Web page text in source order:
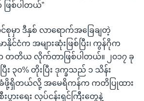
စ်ပါတယ်”
မှာ ဒီနှစ် လာရောက်အခြေချတဲ့
နိုင်ငံက အများဆုံးဖြစ်ပြီး၊ ကွန်ဂိုက
တတိယ လိုက်တာဖြစ်ပါတယ်။ ၂၀၁၇ ခု
၃၀% တိုးပြီး ဒုက္ခသည် ၁ သိန်း
ခံဖို့ရှိတယ်လို့ အမေရိကန်က ကတိပြုထား
ားရေး လုပ်ငန်းရှင်ကြီးတွေနဲ့